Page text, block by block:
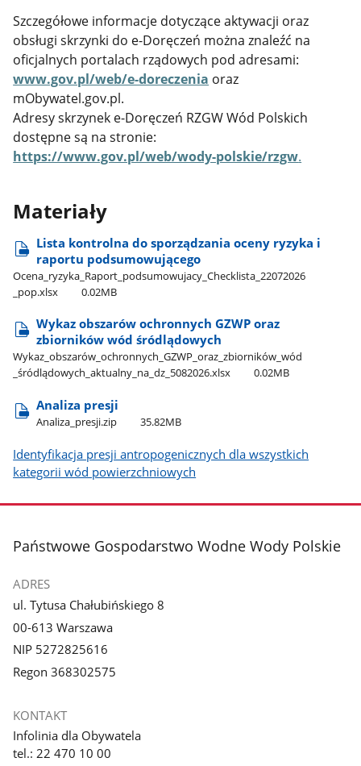
Szczegółowe informacje dotyczące aktywacji oraz
obsługi skrzynki do e-Doręczeń można znaleźć na
oficjalnych portalach rządowych pod adresami:
www.gov.pl/web/e-doreczenia oraz
mObywatel.gov.pl.
Adresy skrzynek e-Doręczeń RZGW Wód Polskich
dostępne są na stronie:
https://www.gov.pl/web/wody-polskie/rzgw.
Materiały
Lista kontrolna do sporządzania oceny ryzyka i
raportu podsumowującego
Ocena​_ryzyka​_Raport​_podsumowujacy​_Checklista​_22072026​
_pop.xlsx
0.02MB
Wykaz obszarów ochronnych GZWP oraz
zbiorników wód śródlądowych
Wykaz​_obszarów​_ochronnych​_GZWP​_oraz​_zbiorników​_wód​
_śródlądowych​_aktualny​_na​_dz​_5082026.xlsx
0.02MB
Analiza presji
Analiza​_presji.zip 35.82MB
Identyfikacja presji antropogenicznych dla wszystkich
kategorii wód powierzchniowych
stopka
Państwowe Gospodarstwo Wodne Wody Polskie
ADRES
ul. Tytusa Chałubińskiego 8
00-613 Warszawa
NIP 5272825616
Regon 368302575
KONTAKT
Infolinia dla Obywatela
tel.: 22 470 10 00